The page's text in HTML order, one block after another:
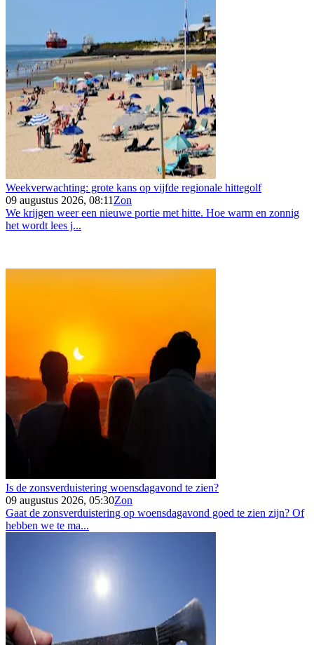
Weekverwachting: grote kans op vijfde regionale hittegolf
09 augustus 2026, 08:11 Zon
We krijgen weer een nieuwe portie met hitte. Hoe warm en zonnig
het wordt lees j...
Is de zonsverduistering woensdagavond te zien?
09 augustus 2026, 05:30Zon
Gaat de zonsverduistering op woensdagavond goed te zien zijn? Of
hebben we te ma...